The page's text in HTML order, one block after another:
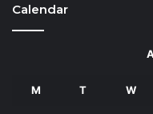
Calendar
M T W